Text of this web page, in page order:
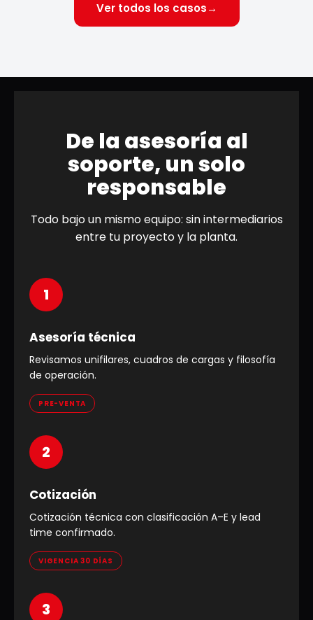
Ver todos los casos→
De la asesoría al
soporte, un solo
responsable
Todo bajo un mismo equipo: sin intermediarios
entre tu proyecto y la planta.
1
Asesoría técnica
Revisamos unifilares, cuadros de cargas y filosofía
de operación.
PRE-VENTA
2
Cotización
Cotización técnica con clasificación A–E y lead
time confirmado.
VIGENCIA 30 DÍAS
3